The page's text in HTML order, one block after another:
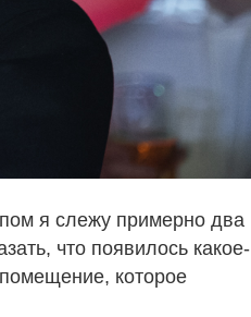
я слежу примерно два
что появилось какое-
которое